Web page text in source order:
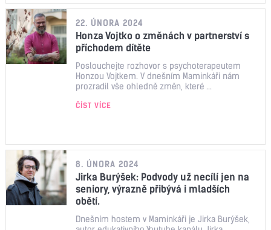
22. ÚNORA 2024
Honza Vojtko o změnách v partnerství s
příchodem dítěte
Poslouchejte rozhovor s psychoterapeutem
Honzou Vojtkem. V dnešním Maminkáři nám
prozradil vše ohledně změn, které ...
ČÍST VÍCE
8. ÚNORA 2024
Jirka Burýšek: Podvody už necílí jen na
seniory, výrazně přibývá i mladších
obětí.
Dnešním hostem v Maminkáři je Jirka Burýšek,